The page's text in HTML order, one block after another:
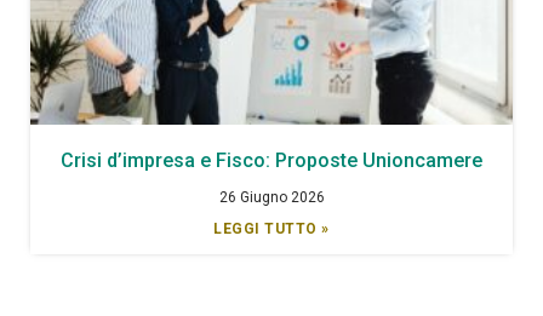
Crisi d’impresa e Fisco: Proposte Unioncamere
26 Giugno 2026
LEGGI TUTTO »